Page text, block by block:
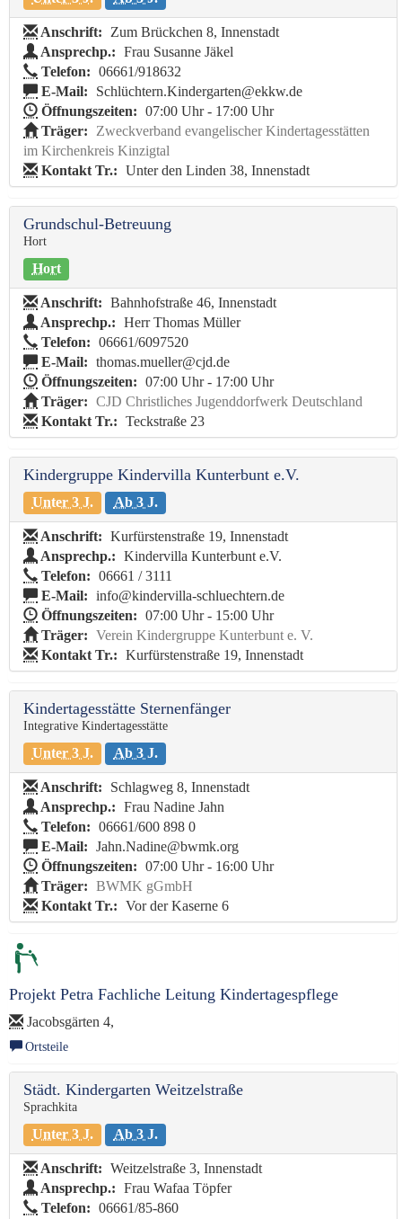
Anschrift: Zum Brückchen 8, Innenstadt
Ansprechp.: Frau Susanne Jäkel
Telefon: 06661/918632
E-Mail:
Schlüchtern.Kindergarten@ekkw.de
Öffnungszeiten: 07:00 Uhr - 17:00 Uhr
Träger: Zweckverband evangelischer Kindertagesstätten
im Kirchenkreis Kinzigtal
Kontakt Tr.: Unter den Linden 38, Innenstadt
Grundschul-Betreuung
Hort
Hort
Anschrift: Bahnhofstraße 46, Innenstadt
Ansprechp.: Herr Thomas Müller
Telefon: 06661/6097520
E-Mail: thomas.mueller@cjd.de
Öffnungszeiten: 07:00 Uhr - 17:00 Uhr
Träger: CJD Christliches Jugenddorfwerk Deutschland
Kontakt Tr.: Teckstraße 23
Kindergruppe Kindervilla Kunterbunt e.V.
Unter 3 J. Ab 3 J.
Anschrift: Kurfürstenstraße 19, Innenstadt
Ansprechp.: Kindervilla Kunterbunt e.V.
Telefon: 06661 / 3111
E-Mail: info@kindervilla-schluechtern.de
Öffnungszeiten: 07:00 Uhr - 15:00 Uhr
Träger: Verein Kindergruppe Kunterbunt e. V.
Kontakt Tr.: Kurfürstenstraße 19, Innenstadt
Kindertagesstätte Sternenfänger
Integrative Kindertagesstätte
Unter 3 J. Ab 3 J.
Anschrift:
Schlagweg 8, Innenstadt
Ansprechp.: Frau Nadine Jahn
Telefon: 06661/600 898 0
E-Mail: Jahn.Nadine@bwmk.org
Öffnungszeiten: 07:00 Uhr - 16:00 Uhr
Träger: BWMK gGmbH
Kontakt Tr.: Vor der Kaserne 6
Projekt Petra Fachliche Leitung Kindertagespflege
Jacobsgärten 4,
Ortsteile
Städt. Kindergarten Weitzelstraße
Sprachkita
Unter 3 J. Ab 3 J.
Anschrift: Weitzelstraße 3, Innenstadt
Ansprechp.: Frau Wafaa Töpfer
Telefon: 06661/85-860